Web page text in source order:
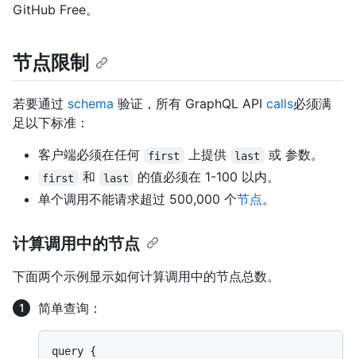
GitHub Free。
节点限制
若要通过 schema 验证，所有 GraphQL API calls必须满
足以下标准：
客户端必须在任何
first 上提供 last 或 参数。
first 和 last
的值必须在 1-100 以内。
单个调用不能请求超过 500,000 个节点。
计算调用中的节点
下面两个示例显示如何计算调用中的节点总数。
简单查询：
query {